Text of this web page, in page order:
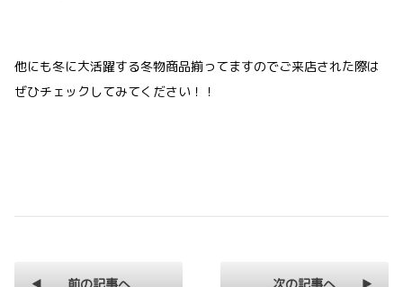
他にも冬に大活躍する冬物商品揃ってますのでご来店された際は
ぜひチェックしてみてください！！